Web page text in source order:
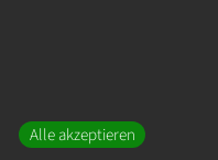
Alle akzeptieren